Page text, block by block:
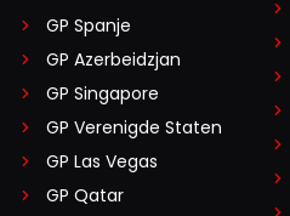
GP Spanje
GP Azerbeidzjan
GP Singapore
GP Verenigde Staten
GP Las Vegas
GP Qatar